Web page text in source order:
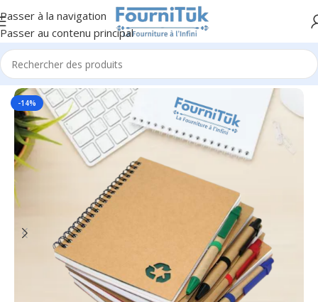
Passer à la navigation
Passer au contenu principal
Accueil/Fourniture de Bureau/Ecriture & Correction
-14%